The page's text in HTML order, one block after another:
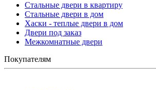
Стальные двери в квартиру
Стальные двери в дом
Хаски - теплые двери в дом
Двери под заказ
Межкомнатные двери
Покупателям